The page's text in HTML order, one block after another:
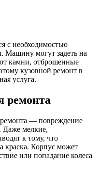
с необходимостью
Машину могут задеть на
камни, отброшенные
кузовной ремонт в
услуга.
ремонта
— повреждение
Даже мелкие,
к тому, что
краска. Корпус может
или попадание колеса